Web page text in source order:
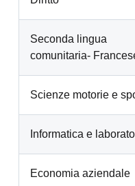
Seconda lingua
comunitaria-
Scienze motorie e
Informatica e
Economia aziendale